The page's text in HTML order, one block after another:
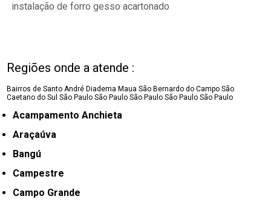
instalação de forro gesso acartonado
Regiões onde a atende :
Bairros de Santo André Diadema Maua São Bernardo do Campo São
Caetano do SulSão Paulo São Paulo São Paulo São Paulo São Paulo
Acampamento Anchieta
Araçaúva
Bangú
Campestre
Campo Grande